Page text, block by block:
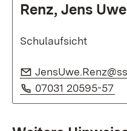
Renz, Jens Uwe
Schulaufsicht
E-Mail:
Telefon:
07031 20595-57